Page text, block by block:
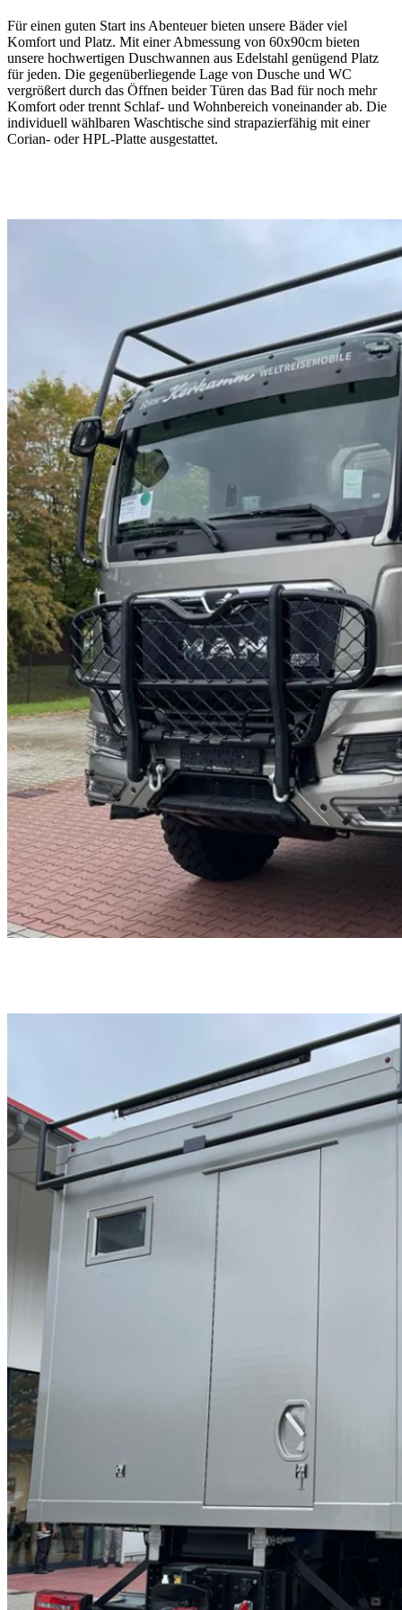
Für einen guten Start ins Abenteuer bieten unsere Bäder viel
Komfort und Platz. Mit einer Abmessung von 60x90cm bieten
unsere hochwertigen Duschwannen aus Edelstahl genügend Platz
für jeden. Die gegenüberliegende Lage von Dusche und WC
vergrößert durch das Öffnen beider Türen das Bad für noch mehr
Komfort oder trennt Schlaf- und Wohnbereich voneinander ab. Die
individuell wählbaren Waschtische sind strapazierfähig mit einer
Corian- oder HPL-Platte ausgestattet.